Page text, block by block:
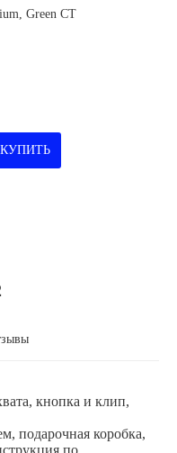
Green CT
КУПИТЬ
кнопка и клип,
подарочная коробка,
по